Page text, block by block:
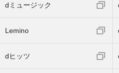
dミュージック
Lemino
dヒッツ